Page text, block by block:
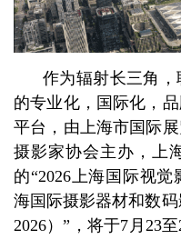
作为辐射长三角
的专业化，国际化，
平台，由上海市国际
摄影家协会主办，上
的“2026上海国际视
海国际摄影器材和数
2026）”，将于7月23